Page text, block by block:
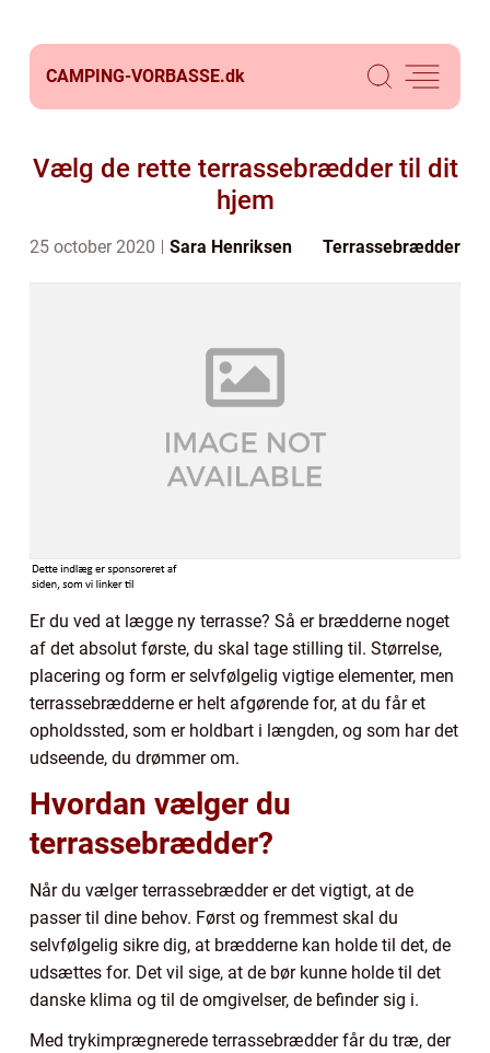
CAMPING-VORBASSE.dk
Vælg de rette terrassebrædder til dit
hjem
25 october 2020 Sara Henriksen Terrassebrædder
Er du ved at lægge ny terrasse? Så er brædderne noget
af det absolut første, du skal tage stilling til. Størrelse,
placering og form er selvfølgelig vigtige elementer, men
terrassebrædderne er helt afgørende for, at du får et
opholdssted, som er holdbart i længden, og som har det
udseende, du drømmer om.
Hvordan vælger du
terrassebrædder?
Når du vælger terrassebrædder er det vigtigt, at de
passer til dine behov. Først og fremmest skal du
selvfølgelig sikre dig, at brædderne kan holde til det, de
udsættes for. Det vil sige, at de bør kunne holde til det
danske klima og til de omgivelser, de befinder sig i.
Med trykimprægnerede terrassebrædder får du træ, der